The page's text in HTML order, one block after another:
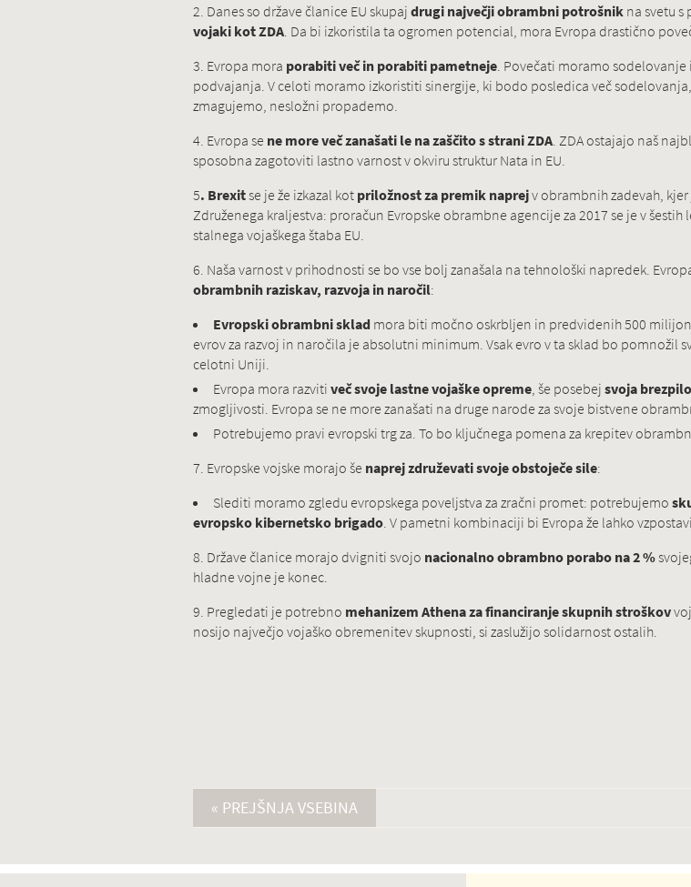
2. Danes so države članice EU skupajdrugi največji obrambni potrošnikna svetu
vojaki kot ZDA. Da bi izkoristila ta ogromen potencial, mora Evropa drastično
3. Evropa mora porabiti več in porabiti pametneje. Povečati moramo
podvajanja. V celoti moramo izkoristiti sinergije, ki bodo posledica več
zmagujemo, nesložni propademo.
4. Evropa se ne more več zanašati le na zaščito s strani ZDA. ZDA ostajajo naš
sposobna zagotoviti lastno varnost v okviru struktur Nata in EU.
5. Brexitse je že izkazal kotpriložnost za premik naprejv obrambnih zadevah,
Združenega kraljestva: proračun Evropske obrambne agencije za 2017 se je v
stalnega vojaškega štaba EU.
6. Naša varnost v prihodnosti se bo vse bolj zanašala na tehnološki napredek.
obrambnih raziskav, razvoja in naročil:
Evropski obrambni skladmora biti močno oskrbljen in predvidenih 500
evrov za razvoj in naročila je absolutni minimum. Vsak evro v ta sklad bo pomnožil
celotni Uniji.
Evropa mora razvitiveč svoje lastne vojaške opreme, še posebejsvoja
zmogljivosti. Evropa se ne more zanašati na druge narode za svoje bistvene
Potrebujemo pravi evropski trg za. To bo ključnega pomena za krepitev
7. Evropske vojske morajo še naprej združevati svoje obstoječe sile:
Slediti moramo zgledu evropskega poveljstva za zračni promet: potrebujemo
evropsko kibernetsko brigado. V pametni kombinaciji bi Evropa že lahko
8. Države članice morajo dvigniti svojo nacionalno obrambno porabo na 2 %
hladne vojne je konec.
9. Pregledati je potrebno mehanizem Athena za financiranje skupnih stroškov
nosijo največjo vojaško obremenitev skupnosti, si zaslužijo solidarnost ostalih.
« PREJŠNJA VSEBINA